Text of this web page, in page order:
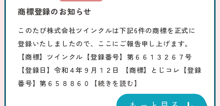
商標登録のお知らせ
このたび株式会社ツインクルは下記6件の商標を正式に
登録いたしましたので、ここにご報告申し上げます。
【商標】ツインクル【登録番号】第６６１３２６７号
【登録日】令和４年９月１２日 【商標】とじコレ【登録
番号】第６５８８６０
【続きを読む】